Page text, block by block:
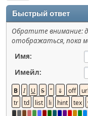
Быстрый ответ
Обратите внимание:
отображаться, пока
Имя:
Имейл: